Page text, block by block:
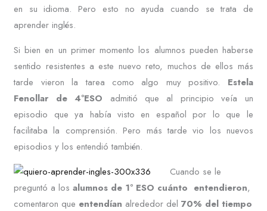
en su idioma. Pero esto no ayuda cuando se trata de
aprender inglés.
Si bien en un primer momento los alumnos pueden haberse
sentido resistentes a este nuevo reto, muchos de ellos más
tarde vieron la tarea como algo muy positivo. Estela
Fenollar de 4ºESO admitió que al principio veía un
episodio que ya había visto en español por lo que le
facilitaba la comprensión. Pero más tarde vio los nuevos
episodios y los entendió también.
Cuando se le
preguntó a los alumnos de 1º ESO cuánto entendieron,
comentaron que entendían alrededor del70% del tiempo